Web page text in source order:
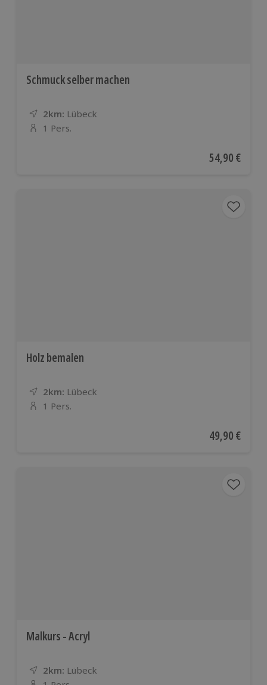
Schmuck selber machen
2km: Entfernung
Standort
Lübeck
Anzahl der Teilnehmer
1 Pers.
Aktueller
54,90 €
Holz bemalen
2km: Entfernung
Standort
Lübeck
Anzahl der Teilnehmer
1 Pers.
Aktueller
49,90 €
Malkurs - Acryl
2km: Entfernung
Standort
Lübeck